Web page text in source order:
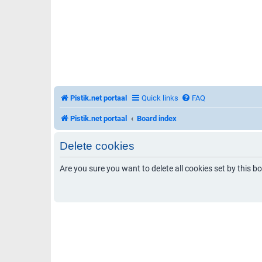
Pistik.net portaal Quick links FAQ
Pistik.net portaal Board index
Delete cookies
Are you sure you want to delete all cookies set by this